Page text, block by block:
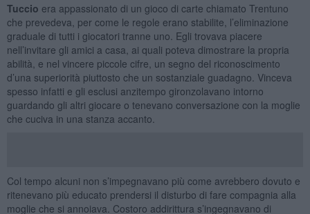
Tuccio era appassionato di un gioco di carte chiamato Trentuno
che prevedeva, per come le regole erano stabilite, l’eliminazione
graduale di tutti i giocatori tranne uno. Egli trovava piacere
nell’invitare gli amici a casa, ai quali poteva dimostrare la propria
abilità, e nel vincere piccole cifre, un segno del riconoscimento
d’una superiorità piuttosto che un sostanziale guadagno. Vinceva
spesso infatti e gli esclusi anzitempo gironzolavano intorno
guardando gli altri giocare o tenevano conversazione con la moglie
che cuciva in una stanza accanto.
Col tempo alcuni non s’impegnavano più come avrebbero dovuto e
ritenevano più educato prendersi il disturbo di fare compagnia alla
moglie che si annoiava. Costoro addirittura s’ingegnavano di